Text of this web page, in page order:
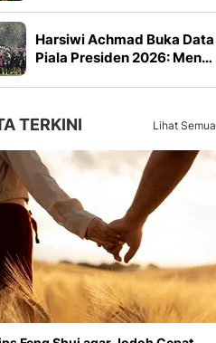
Harsiwi Achmad Buka Data
Piala Presiden 2026: Men…
TERKINI Lihat Semua